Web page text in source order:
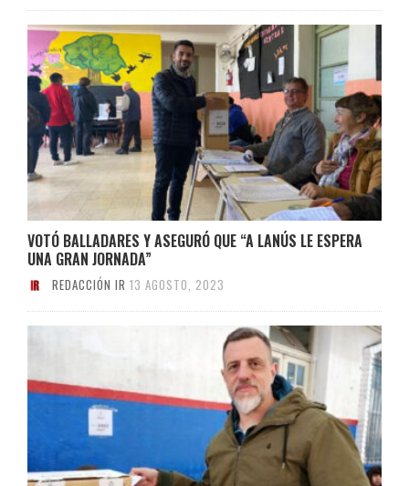
VOTÓ BALLADARES Y ASEGURÓ QUE “A LANÚS LE ESPERA
UNA GRAN JORNADA”
REDACCIÓN IR 13 AGOSTO, 2023